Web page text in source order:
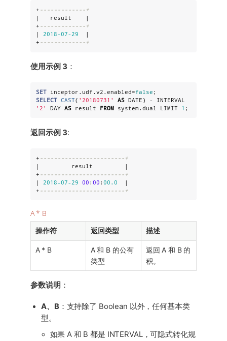
+ -------------+
|   result    |
+ -------------+
| 2018-07-29
  |
+ -------------+
使用示例 3：
SET inceptor.udf.v2.enabled=false
SELECT CAST( '20180731 ' AS DATE
'2 ' DAY AS result FROM system.dual LIMIT 1 ;
返回示例 3:
+ ------------------------+
|         result         |
+ ------------------------+
| 2018-07-29 00 :00 :00.0
  |
+ ------------------------+
A * B
操作符 返回类型 描述
A * B
A 和 B 的公有
类型
返回 A 和 B 的
积。
参数说明 ：
A、B：支持除了 Boolean 以外，任何基本类
型。
如果 A 和 B 都是 INTERVAL，可隐式转化规